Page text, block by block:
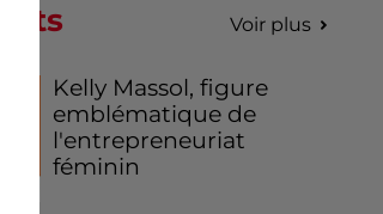
Voir plus
Kelly Massol, figure
emblématique de
l'entrepreneuriat
féminin